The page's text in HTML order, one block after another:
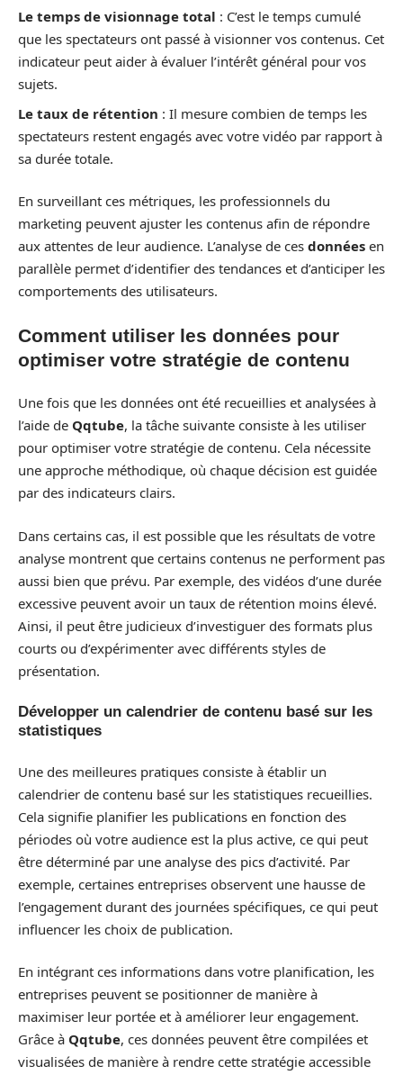
Le temps de visionnage total : C’est le temps cumulé
que les spectateurs ont passé à visionner vos contenus. Cet
indicateur peut aider à évaluer l’intérêt général pour vos
sujets.
Le taux de rétention : Il mesure combien de temps les
spectateurs restent engagés avec votre vidéo par rapport à
sa durée totale.
En surveillant ces métriques, les professionnels du
marketing peuvent ajuster les contenus afin de répondre
aux attentes de leur audience. L’analyse de ces données en
parallèle permet d’identifier des tendances et d’anticiper les
comportements des utilisateurs.
Comment utiliser les données pour
optimiser votre stratégie de contenu
Une fois que les données ont été recueillies et analysées à
l’aide de Qqtube, la tâche suivante consiste à les utiliser
pour optimiser votre stratégie de contenu. Cela nécessite
une approche méthodique, où chaque décision est guidée
par des indicateurs clairs.
Dans certains cas, il est possible que les résultats de votre
analyse montrent que certains contenus ne performent pas
aussi bien que prévu. Par exemple, des vidéos d’une durée
excessive peuvent avoir un taux de rétention moins élevé.
Ainsi, il peut être judicieux d’investiguer des formats plus
courts ou d’expérimenter avec différents styles de
présentation.
Développer un calendrier de contenu basé sur les
statistiques
Une des meilleures pratiques consiste à établir un
calendrier de contenu basé sur les statistiques recueillies.
Cela signifie planifier les publications en fonction des
périodes où votre audience est la plus active, ce qui peut
être déterminé par une analyse des pics d’activité. Par
exemple, certaines entreprises observent une hausse de
l’engagement durant des journées spécifiques, ce qui peut
influencer les choix de publication.
En intégrant ces informations dans votre planification, les
entreprises peuvent se positionner de manière à
maximiser leur portée et à améliorer leur engagement.
Grâce à Qqtube, ces données peuvent être compilées et
visualisées de manière à rendre cette stratégie accessible